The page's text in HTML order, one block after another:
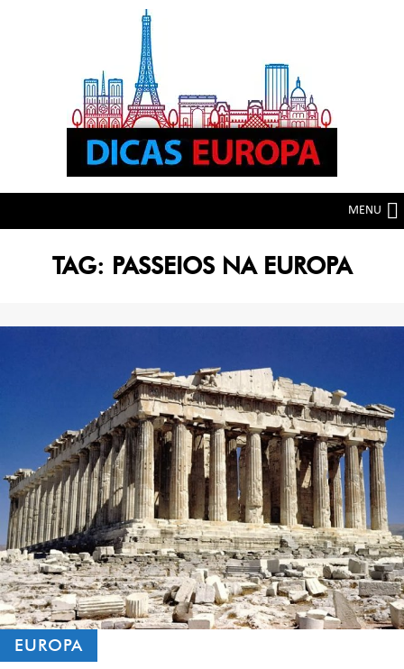
MENU
TAG: PASSEIOS NA EUROPA
EUROPA